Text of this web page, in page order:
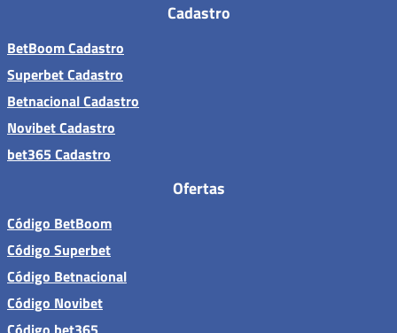
Cadastro
BetBoom Cadastro
Superbet Cadastro
Betnacional Cadastro
Novibet Cadastro
bet365 Cadastro
Ofertas
Código BetBoom
Código Superbet
Código Betnacional
Código Novibet